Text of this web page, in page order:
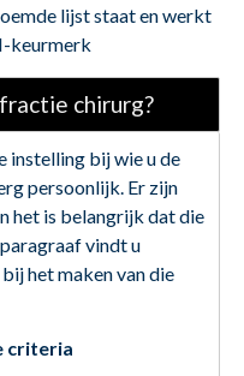
lijst staat en werkt
keurmerk
chirurg?
instelling bij wie u de
persoonlijk. Er zijn
het is belangrijk dat die
vindt u
het maken van die
criteria